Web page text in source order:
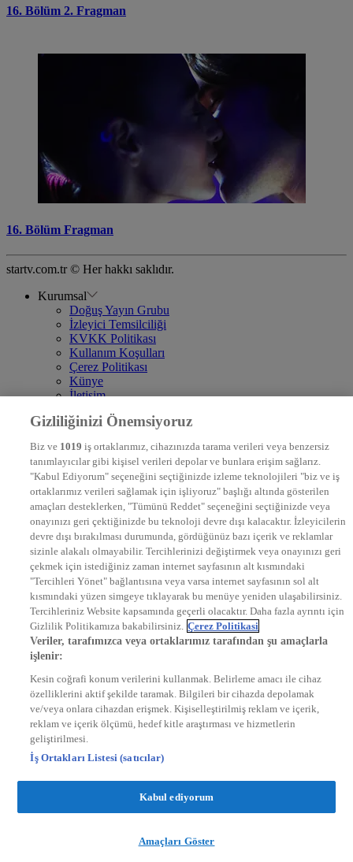
16. Bölüm 2. Fragman
16. Bölüm Fragman
startv.com.tr © Her hakkı saklıdır.
Kurumsal
Doğuş Yayın Grubu
İzleyici Temsilciliği
KVKK Politikası
Kullanım Koşulları
Çerez Politikası
Künye
İletişim
DYG Televizyonlar
STAR
EURO STAR
KRAL POP TV
DYG Radyolar
NTV RADYO
KRAL FM
KRAL POP
EKSEN
VOYAGE
DYG Dijital
ntv.com.tr
ntvspor.net
secim.ntv.com.tr
startv.com.tr
kralmuzik.com.tr
Gizliliğinizi Önemsiyoruz
Biz ve 1019 iş ortaklarımız, cihazınızda tarama verileri veya benzersiz
tanımlayıcılar gibi kişisel verileri depolar ve bunlara erişim sağlarız.
"Kabul Ediyorum" seçeneğini seçtiğinizde izleme teknolojileri "biz ve iş
ortaklarımız verileri sağlamak için işliyoruz" başlığı altında gösterilen
amaçları desteklerken, "Tümünü Reddet" seçeneğini seçtiğinizde veya
onayınızı geri çektiğinizde bu teknoloji devre dışı kalacaktır. İzleyicilerin
devre dışı bırakılması durumunda, gördüğünüz bazı içerik ve reklamlar
sizinle alakalı olmayabilir. Tercihlerinizi değiştirmek veya onayınızı geri
çekmek için istediğiniz zaman internet sayfasının alt kısmındaki
"Tercihleri Yönet" bağlantısına veya varsa internet sayfasının sol alt
kısmındaki yüzen simgeye tıklayarak bu menüye yeniden ulaşabilirsiniz.
Tercihleriniz Website kapsamında geçerli olacaktır. Daha fazla ayrıntı için
Gizlilik Politikamıza bakabilirsiniz. Çerez Politikasi
Veriler, tarafımızca veya ortaklarımız tarafından şu amaçlarla
işlenir:
Kesin coğrafi konum verilerini kullanmak. Belirleme amacı ile cihaz
özelliklerini aktif şekilde taramak. Bilgileri bir cihazda depolamak
ve/veya onlara cihazdan erişmek. Kişiselleştirilmiş reklam ve içerik,
reklam ve içerik ölçümü, hedef kitle araştırması ve hizmetlerin
geliştirilmesi.
İş Ortakları Listesi (satıcılar)
Kabul ediyorum
Amaçları Göster